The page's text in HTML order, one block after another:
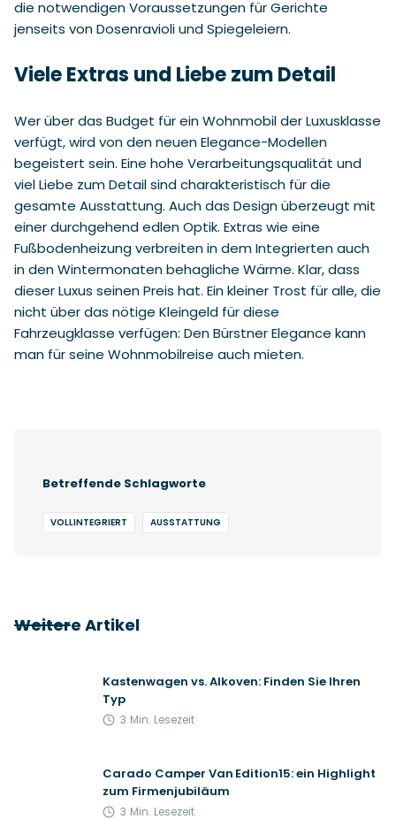
die notwendigen Voraussetzungen für Gerichte
jenseits von Dosenravioli und Spiegeleiern.
Viele Extras und Liebe zum Detail
Wer über das Budget für ein Wohnmobil der Luxusklasse
verfügt, wird von den neuen Elegance-Modellen
begeistert sein. Eine hohe Verarbeitungsqualität und
viel Liebe zum Detail sind charakteristisch für die
gesamte Ausstattung. Auch das Design überzeugt mit
einer durchgehend edlen Optik. Extras wie eine
Fußbodenheizung verbreiten in dem Integrierten auch
in den Wintermonaten behagliche Wärme. Klar, dass
dieser Luxus seinen Preis hat. Ein kleiner Trost für alle, die
nicht über das nötige Kleingeld für diese
Fahrzeugklasse verfügen: Den Bürstner Elegance kann
man für seine Wohnmobilreise auch mieten.
Betreffende Schlagworte
VOLLINTEGRIERT AUSSTATTUNG
Weitere Artikel
Kastenwagen vs. Alkoven: Finden Sie Ihren
Typ
3 Min. Lesezeit
Carado Camper Van Edition15: ein Highlight
zum Firmenjubiläum
3 Min. Lesezeit